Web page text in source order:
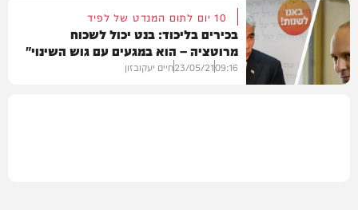
פוליטי
10 יום לתום המנדט של לפיד
בכירים בליכוד: בנט יכול לשכוח
מרוטציה – הוא במגעים עם גוש השינוי"
09:16
23/05/21חיים יעקובזון